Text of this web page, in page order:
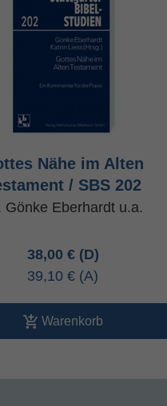
Nähe im Alten
/ SBS 202
Gönke Eberhardt u.a.
38,00 €
39,10 €
Warenkorb